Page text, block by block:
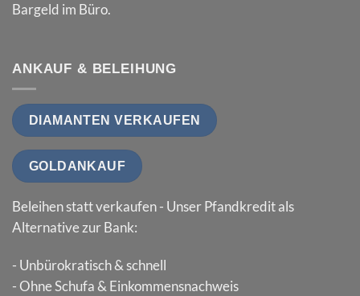
Bargeld im Büro.
ANKAUF & BELEIHUNG
DIAMANTEN VERKAUFEN
GOLDANKAUF
Beleihen statt verkaufen - Unser Pfandkredit als
Alternative zur Bank:
- Unbürokratisch & schnell
- Ohne Schufa & Einkommensnachweis